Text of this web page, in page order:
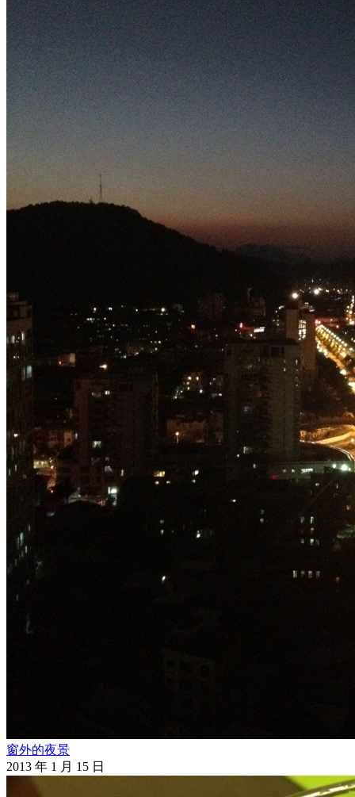
窗外的夜景
2013 年 1 月 15 日